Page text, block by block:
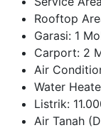
Rooftop
Garasi: 1
Carport: 2
Air
Water
Listrik:
Air Tanah